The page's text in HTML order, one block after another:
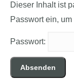
Dieser Inhalt ist
Passwort ein,
Passwort: